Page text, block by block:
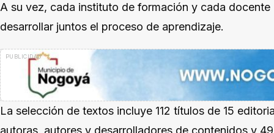
A su vez, cada instituto de formación y cada
desarrollar juntos el proceso de aprendizaje.
La selección de textos incluye 112 títulos de 15
autoras, autores y desarrolladores de contenidos y